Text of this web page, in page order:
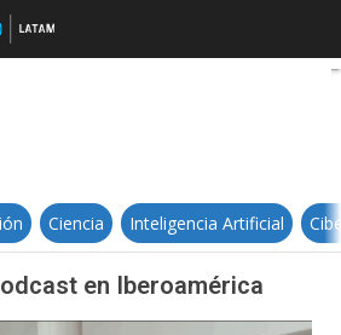
70. La hora del podcast en
Ciencia Inteligencia Artificial
en Iberoamérica